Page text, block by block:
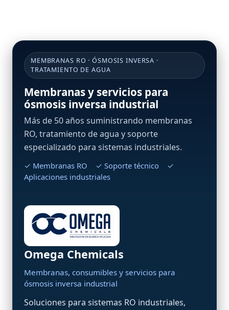
MEMBRANAS RO · ÓSMOSIS INVERSA ·
TRATAMIENTO DE AGUA
Membranas y servicios para
ósmosis inversa industrial
Más de 50 años suministrando membranas
RO, tratamiento de agua y soporte
especializado para sistemas industriales.
✓ Membranas RO ✓ Soporte técnico ✓
Aplicaciones industriales
Omega Chemicals
Membranas, consumibles y servicios para
ósmosis inversa industrial
Soluciones para sistemas RO industriales,